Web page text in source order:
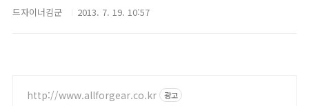
드자이너김군 2013. 7. 19. 10:57
http://www.allforgear.co.kr 광고